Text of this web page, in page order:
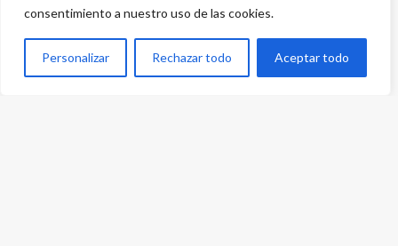
consentimiento a nuestro uso de las cookies.
Personalizar Rechazar todo Aceptar todo